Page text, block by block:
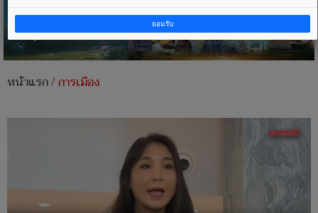
หน้าแรก/การเมือง
ยอมรับ